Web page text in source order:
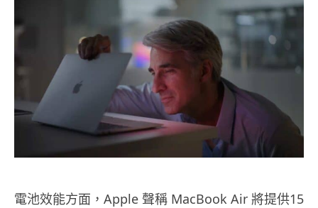
電池效能方面，Apple 聲稱 MacBook Air 將提供15